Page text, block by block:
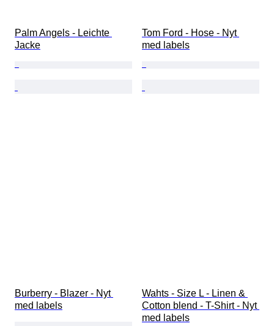
Palm Angels - Leichte
Jacke
Tom Ford - Hose - Nyt
med labels
Burberry - Blazer - Nyt
med labels
Wahts - Size L - Linen &
Cotton blend - T-Shirt - Nyt
med labels